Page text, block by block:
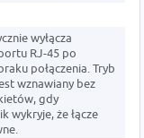
wyłącza
RJ-45 po
połączenia. Tryb
wznawiany bez
gdy
wykryje, że łącze